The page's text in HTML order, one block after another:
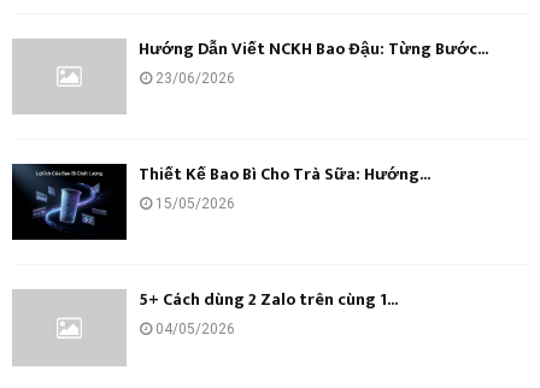
Hướng Dẫn Viết NCKH Bao Đậu: Từng Bước...
23/06/2026
Thiết Kế Bao Bì Cho Trà Sữa: Hướng...
15/05/2026
5+ Cách dùng 2 Zalo trên cùng 1...
04/05/2026